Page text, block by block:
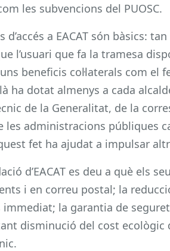
les subvencions del PUOSC.
d’accés a EACAT són bàsics:
l’usuari que fa la tramesa
beneficis col·laterals com el
ha dotat almenys a cada
de la Generalitat, de la
les administracions públiques
fet ha ajudat a impulsar
d’EACAT es deu a què els
i en correu postal; la
immediat; la garantia de
disminució del cost